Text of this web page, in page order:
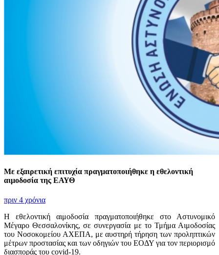
Με εξαιρετική επιτυχία πραγματοποιήθηκε η εθελοντική
αιμοδοσία της ΕΑΥΘ
πριν 4 χρόνια
Η εθελοντική αιμοδοσία πραγματοποιήθηκε στο Αστυνομικό
Μέγαρο Θεσσαλονίκης, σε συνεργασία με το Τμήμα Αιμοδοσίας
του Νοσοκομείου ΑΧΕΠΑ, με αυστηρή τήρηση των προληπτικών
μέτρων προστασίας και των οδηγιών του ΕΟΔΥ για τον περιορισμό
διασποράς του covid-19.